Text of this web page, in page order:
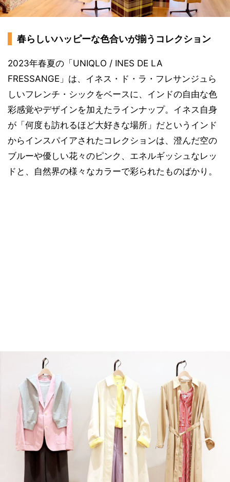
春らしいハッピーな色合いが揃うコレクション
2023年春夏の「UNIQLO / INES DE LA
FRESSANGE」は、イネス・ド・ラ・フレサンジュら
しいフレンチ・シックをベースに、インドの自由な色
彩感覚やデザインを加えたラインナップ。イネス自身
が「何度も訪れるほど大好きな場所」だというインド
からインスパイアされたコレクションは、澄んだ空の
ブルーや優しい花々のピンク、エネルギッシュなレッ
ドと、自然界の様々なカラーで彩られたものばかり。